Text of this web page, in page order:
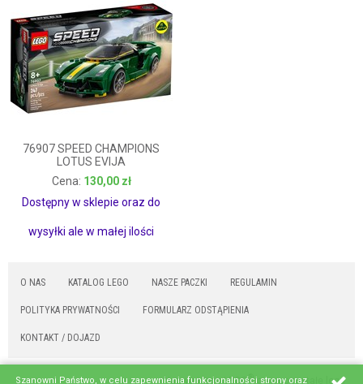
76907 SPEED CHAMPIONS
LOTUS EVIJA
130,00 zł
Dostępny w sklepie oraz do
wysyłki ale w małej ilości
130,00 zł
O NAS KATALOG LEGO NASZE PACZKI REGULAMIN
POLITYKA PRYWATNOŚCI FORMULARZ ODSTĄPIENIA
KONTAKT / DOJAZD
Nazwa i logo LEGO®oraz pozostałe loga
Szanowni Państwo, w celu zapewnienia funkcjonalności strony oraz